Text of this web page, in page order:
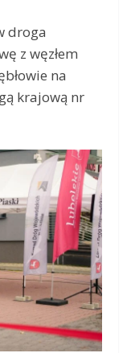
droga
z węzłem
na
krajową nr